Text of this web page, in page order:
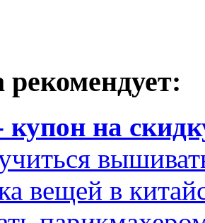
на
вещей в